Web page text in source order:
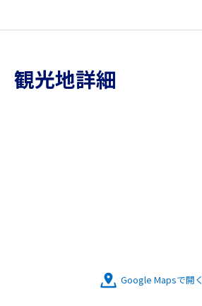
観光地詳細
Google Mapsで開く